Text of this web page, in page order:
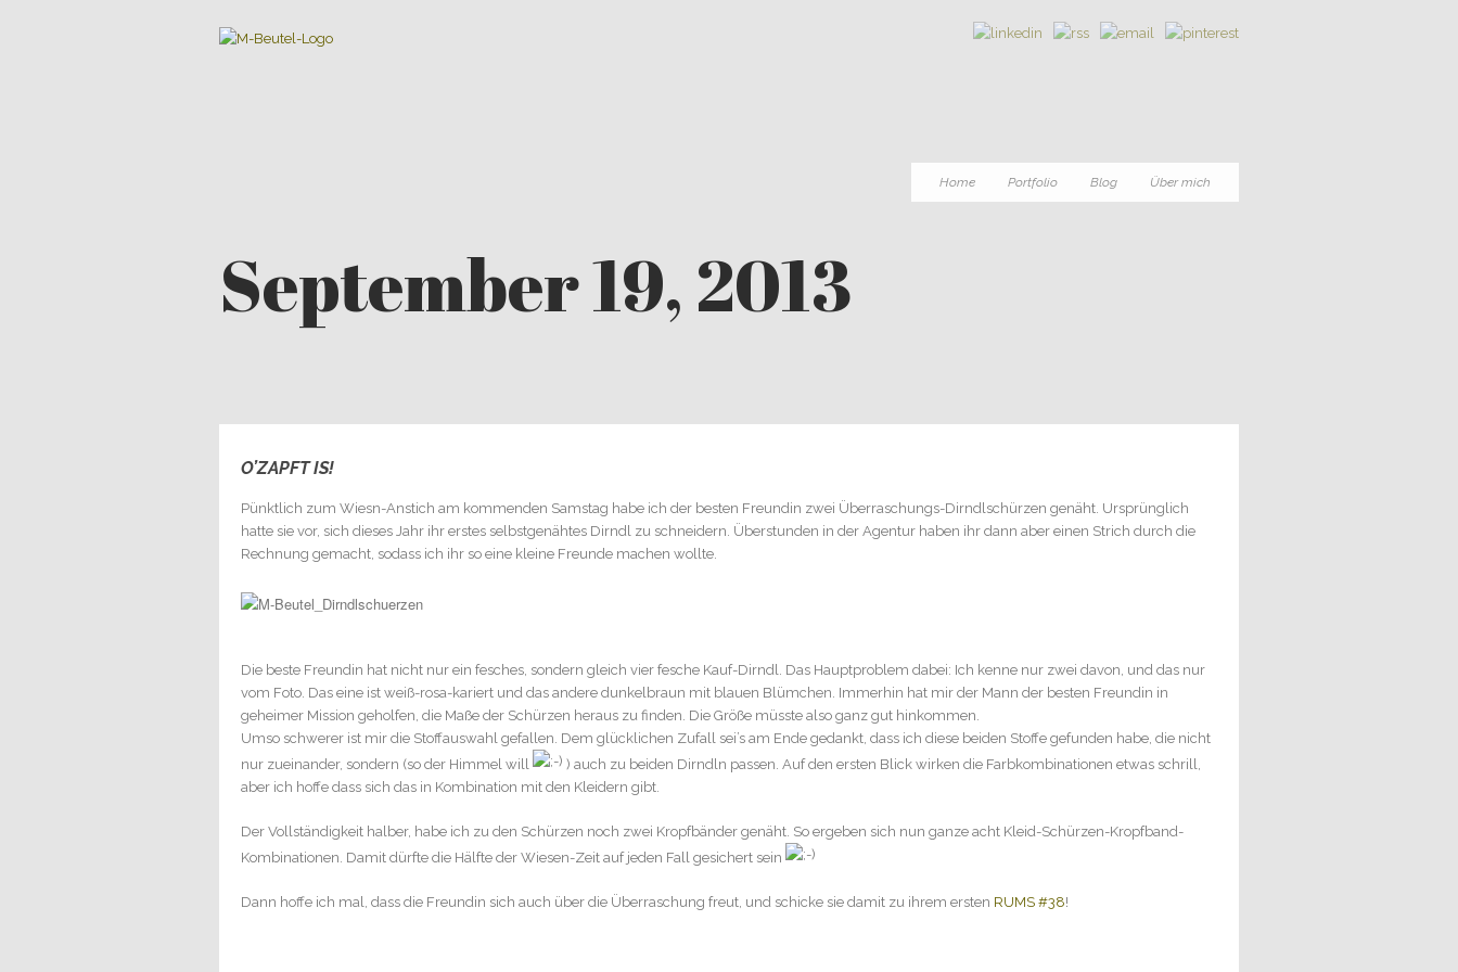
Home Portfolio Blog Über mich
September 19, 2013
O’ZAPFT IS!
Pünktlich zum Wiesn-Anstich am kommenden Samstag habe ich der besten Freundin zwei Überraschungs-Dirndlschürzen genäht. Ursprünglich
hatte sie vor, sich dieses Jahr ihr erstes selbstgenähtes Dirndl zu schneidern. Überstunden in der Agentur haben ihr dann aber einen Strich durch die
Rechnung gemacht, sodass ich ihr so eine kleine Freunde machen wollte.
Die beste Freundin hat nicht nur ein fesches, sondern gleich vier fesche Kauf-Dirndl. Das Hauptproblem dabei: Ich kenne nur zwei davon, und das nur
vom Foto. Das eine ist weiß-rosa-kariert und das andere dunkelbraun mit blauen Blümchen. Immerhin hat mir der Mann der besten Freundin in
geheimer Mission geholfen, die Maße der Schürzen heraus zu finden. Die Größe müsste also ganz gut hinkommen.
Umso schwerer ist mir die Stoffauswahl gefallen. Dem glücklichen Zufall sei’s am Ende gedankt, dass ich diese beiden Stoffe gefunden habe, die nicht
nur zueinander, sondern (so der Himmel will
) auch zu beiden Dirndln passen. Auf den ersten Blick wirken die Farbkombinationen etwas schrill,
aber ich hoffe dass sich das in Kombination mit den Kleidern gibt.
Der Vollständigkeit halber, habe ich zu den Schürzen noch zwei Kropfbänder genäht. So ergeben sich nun ganze acht Kleid-Schürzen-Kropfband-
Kombinationen. Damit dürfte die Hälfte der Wiesen-Zeit auf jeden Fall gesichert sein
Dann hoffe ich mal, dass die Freundin sich auch über die Überraschung freut, und schicke sie damit zu ihrem ersten RUMS #38!